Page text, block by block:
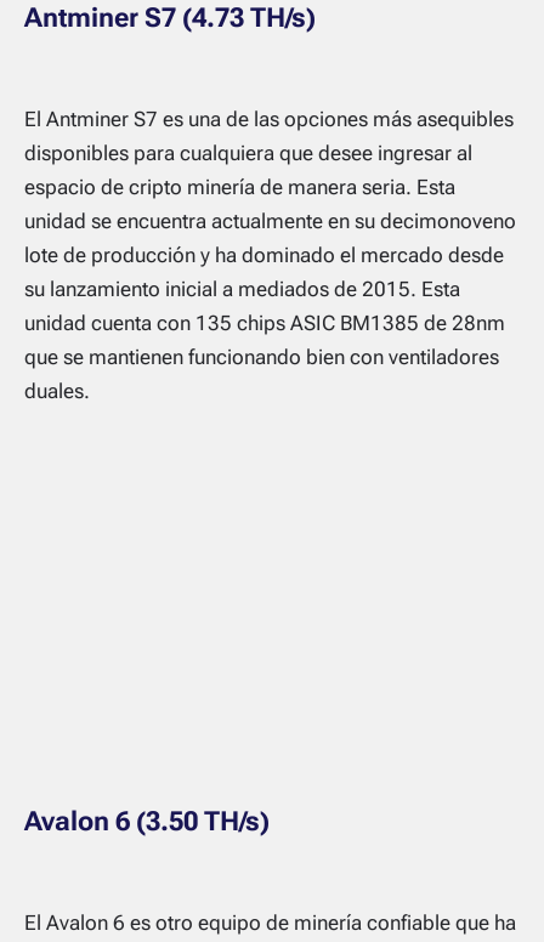
Antminer S7 (4.73 TH/s)
El Antminer S7 es una de las opciones más asequibles
disponibles para cualquiera que desee ingresar al
espacio de cripto minería de manera seria. Esta
unidad se encuentra actualmente en su decimonoveno
lote de producción y ha dominado el mercado desde
su lanzamiento inicial a mediados de 2015. Esta
unidad cuenta con 135 chips ASIC BM1385 de 28nm
que se mantienen funcionando bien con ventiladores
duales.
Avalon 6 (3.50 TH/s)
El Avalon 6 es otro equipo de minería confiable que ha